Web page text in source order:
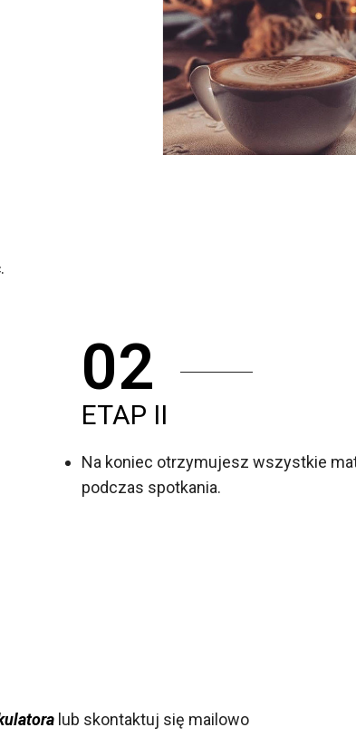
02
ETAP II
Na koniec otrzymujesz wszystkie
podczas spotkania.
lub skontaktuj się mailowo